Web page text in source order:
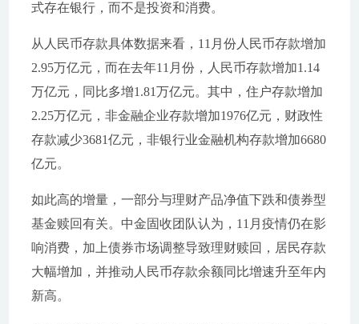
式存在银行，而不是投资和消费。
从人民币存款具体数据来看，11月份人民币存款增加
2.95万亿元，而在去年11月份，人民币存款增加1.14
万亿元，同比多增1.81万亿元。其中，住户存款增加
2.25万亿元，非金融企业存款增加1976亿元，财政性
存款减少3681亿元，非银行业金融机构存款增加6680
亿元。
如此高的增量，一部分与理财产品净值下跌和债券型
基金赎回有关。中金固收团队认为，11月疫情仍在影
响消费，加上债券市场调整导致理财赎回，居民存款
大幅增加，并推动人民币存款余额同比增速升至年内
新高。